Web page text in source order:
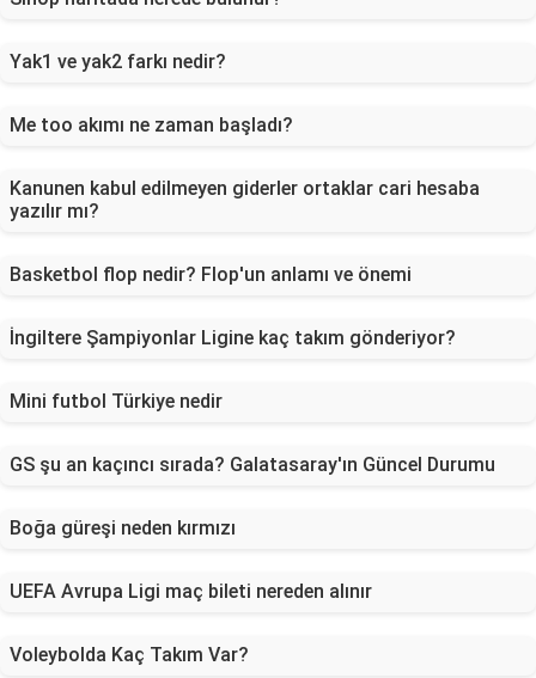
Yak1 ve yak2 farkı nedir?
Me too akımı ne zaman başladı?
Kanunen kabul edilmeyen giderler ortaklar cari hesaba
yazılır mı?
Basketbol flop nedir? Flop'un anlamı ve önemi
İngiltere Şampiyonlar Ligine kaç takım gönderiyor?
Mini futbol Türkiye nedir
GS şu an kaçıncı sırada? Galatasaray'ın Güncel Durumu
Boğa güreşi neden kırmızı
UEFA Avrupa Ligi maç bileti nereden alınır
Voleybolda Kaç Takım Var?